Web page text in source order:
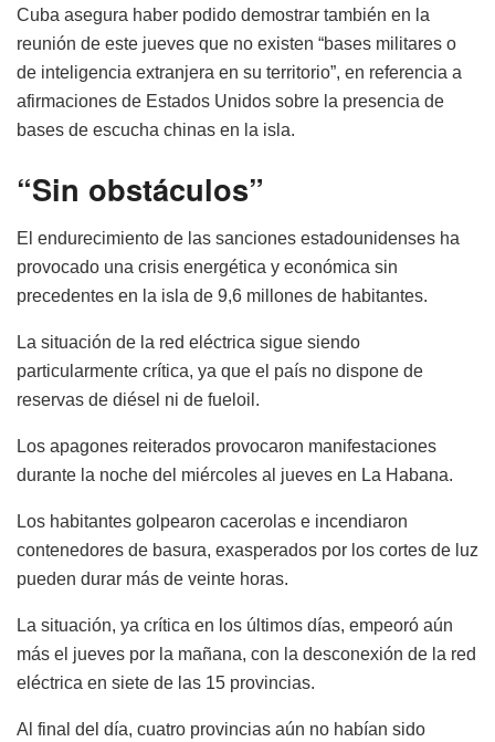
Cuba asegura haber podido demostrar también en la
reunión de este jueves que no existen “bases militares o
de inteligencia extranjera en su territorio”, en referencia a
afirmaciones de Estados Unidos sobre la presencia de
bases de escucha chinas en la isla.
“Sin obstáculos”
El endurecimiento de las sanciones estadounidenses ha
provocado una crisis energética y económica sin
precedentes en la isla de 9,6 millones de habitantes.
La situación de la red eléctrica sigue siendo
particularmente crítica, ya que el país no dispone de
reservas de diésel ni de fueloil.
Los apagones reiterados provocaron manifestaciones
durante la noche del miércoles al jueves en La Habana.
Los habitantes golpearon cacerolas e incendiaron
contenedores de basura, exasperados por los cortes de luz
pueden durar más de veinte horas.
La situación, ya crítica en los últimos días, empeoró aún
más el jueves por la mañana, con la desconexión de la red
eléctrica en siete de las 15 provincias.
Al final del día, cuatro provincias aún no habían sido